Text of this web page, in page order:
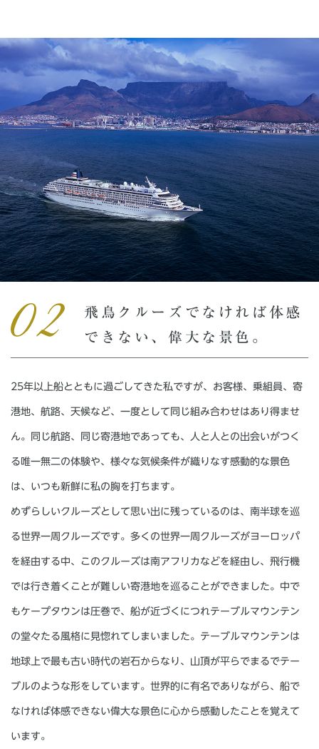
飛鳥クルーズでなければ体感
できない、偉大な景色。
25年以上船とともに過ごしてきた私ですが、お客様、乗組員、寄
港地、航路、天候など、一度として同じ組み合わせはあり得ませ
ん。同じ航路、同じ寄港地であっても、人と人との出会いがつく
る唯一無二の体験や、様々な気候条件が織りなす感動的な景色
は、いつも新鮮に私の胸を打ちます。
めずらしいクルーズとして思い出に残っているのは、南半球を巡
る世界一周クルーズです。多くの世界一周クルーズがヨーロッパ
を経由する中、このクルーズは南アフリカなどを経由し、飛行機
では行き着くことが難しい寄港地を巡ることができました。中で
もケープタウンは圧巻で、船が近づくにつれテーブルマウンテン
の堂々たる風格に見惚れてしまいました。テーブルマウンテンは
地球上で最も古い時代の岩石からなり、山頂が平らでまるでテー
ブルのような形をしています。世界的に有名でありながら、船で
なければ体感できない偉大な景色に心から感動したことを覚えて
います。